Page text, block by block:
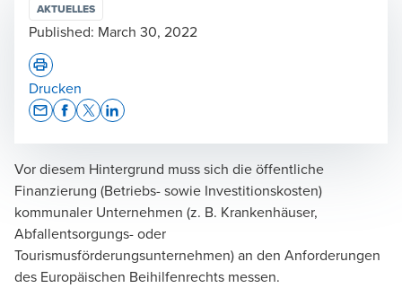
Vor diesem Hintergrund muss sich die öffentliche
Finanzierung (Betriebs- sowie Investitionskosten)
kommunaler Unternehmen (z. B. Krankenhäuser,
Abfallentsorgungs- oder
Tourismusförderungsunternehmen) an den Anforderungen
des Europäischen Beihilfenrechts messen.
AKTUELLES
Published: March 30, 2022
Drucken